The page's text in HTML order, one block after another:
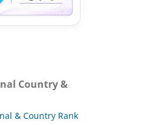
Country &